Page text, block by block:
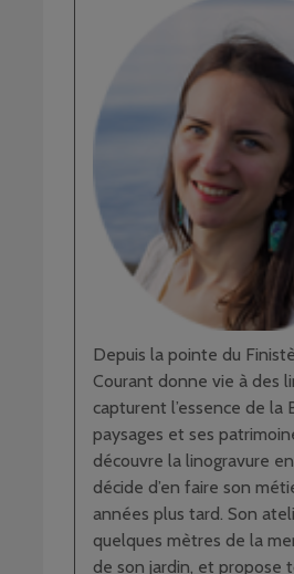
Depuis la pointe du
Courant donne vie à des
capturent l’essence de la
paysages et ses
découvre la linogravure
décide d’en faire son
années plus tard. Son
quelques mètres de la
de son jardin, et propose